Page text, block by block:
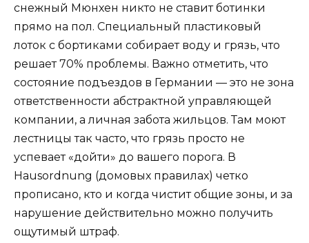
снежный Мюнхен никто не ставит ботинки
прямо на пол. Специальный пластиковый
лоток с бортиками собирает воду и грязь, что
решает 70% проблемы. Важно отметить, что
состояние подъездов в Германии — это не зона
ответственности абстрактной управляющей
компании, а личная забота жильцов. Там моют
лестницы так часто, что грязь просто не
успевает «дойти» до вашего порога. В
Hausordnung (домовых правилах) четко
прописано, кто и когда чистит общие зоны, и за
нарушение действительно можно получить
ощутимый штраф.